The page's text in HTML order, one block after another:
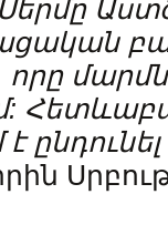
Սերմը
որը